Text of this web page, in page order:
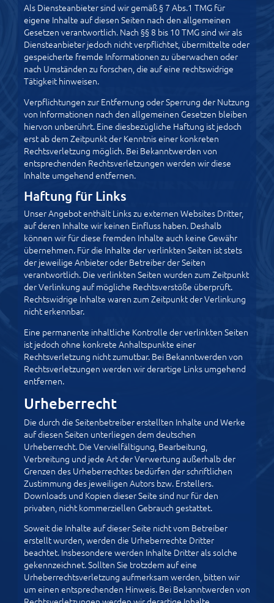
Als Diensteanbieter sind wir gemäß § 7 Abs.1 TMG für
eigene Inhalte auf diesen Seiten nach den allgemeinen
Gesetzen verantwortlich. Nach §§ 8 bis 10 TMG sind wir als
Diensteanbieter jedoch nicht verpflichtet, übermittelte oder
gespeicherte fremde Informationen zu überwachen oder
nach Umständen zu forschen, die auf eine rechtswidrige
Tätigkeit hinweisen.
Verpflichtungen zur Entfernung oder Sperrung der Nutzung
von Informationen nach den allgemeinen Gesetzen bleiben
hiervon unberührt. Eine diesbezügliche Haftung ist jedoch
erst ab dem Zeitpunkt der Kenntnis einer konkreten
Rechtsverletzung möglich. Bei Bekanntwerden von
entsprechenden Rechtsverletzungen werden wir diese
Inhalte umgehend entfernen.
Haftung für Links
Unser Angebot enthält Links zu externen Websites Dritter,
auf deren Inhalte wir keinen Einfluss haben. Deshalb
können wir für diese fremden Inhalte auch keine Gewähr
übernehmen. Für die Inhalte der verlinkten Seiten ist stets
der jeweilige Anbieter oder Betreiber der Seiten
verantwortlich. Die verlinkten Seiten wurden zum Zeitpunkt
der Verlinkung auf mögliche Rechtsverstöße überprüft.
Rechtswidrige Inhalte waren zum Zeitpunkt der Verlinkung
nicht erkennbar.
Eine permanente inhaltliche Kontrolle der verlinkten Seiten
ist jedoch ohne konkrete Anhaltspunkte einer
Rechtsverletzung nicht zumutbar. Bei Bekanntwerden von
Rechtsverletzungen werden wir derartige Links umgehend
entfernen.
Urheberrecht
Die durch die Seitenbetreiber erstellten Inhalte und Werke
auf diesen Seiten unterliegen dem deutschen
Urheberrecht. Die Vervielfältigung, Bearbeitung,
Verbreitung und jede Art der Verwertung außerhalb der
Grenzen des Urheberrechtes bedürfen der schriftlichen
Zustimmung des jeweiligen Autors bzw. Erstellers.
Downloads und Kopien dieser Seite sind nur für den
privaten, nicht kommerziellen Gebrauch gestattet.
Soweit die Inhalte auf dieser Seite nicht vom Betreiber
erstellt wurden, werden die Urheberrechte Dritter
beachtet. Insbesondere werden Inhalte Dritter als solche
gekennzeichnet. Sollten Sie trotzdem auf eine
Urheberrechtsverletzung aufmerksam werden, bitten wir
um einen entsprechenden Hinweis. Bei Bekanntwerden von